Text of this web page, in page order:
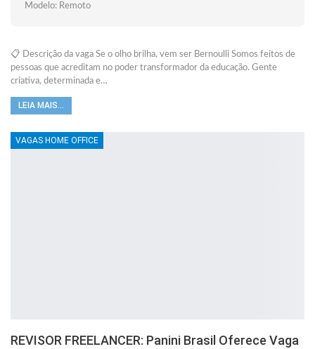
Modelo: Remoto
📋 Descrição da vaga Se o olho brilha, vem ser Bernoulli Somos feitos de
pessoas que acreditam no poder transformador da educação. Gente
criativa, determinada e…
LEIA MAIS...
VAGAS HOME OFFICE
REVISOR FREELANCER: Panini Brasil Oferece Vaga